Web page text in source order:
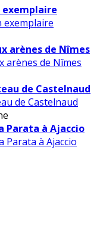
exemplaire
arènes de Nîmes
de Castelnaud
Parata à Ajaccio